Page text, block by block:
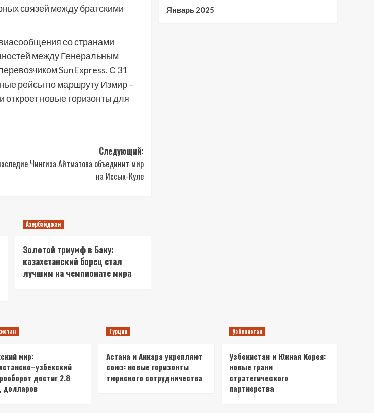
связей между братскими
со странами
между Генеральным
SunExpress. С 31
рейсы по маршруту Измир –
откроет новые горизонты для
Следующий:
Чингиза Айтматова объединит мир
на Иссык-Куле
Азербайджан
Золотой триумф в Баку:
казахстанский борец стал
лучшим на чемпионате мира
Январь 2025
мир:
достиг 2.8
долларов
Турция
Астана и Анкара укрепляют
союз: новые горизонты
тюркского сотрудничества
Узбекистан
Узбекистан и Южная Корея:
новые грани
стратегического
партнерства